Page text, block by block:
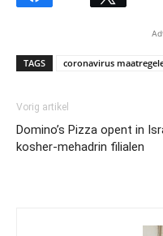
TAGS coronavirus
Vorig artikel
Domino’s Pizza opent in
kosher-mehadrin filialen